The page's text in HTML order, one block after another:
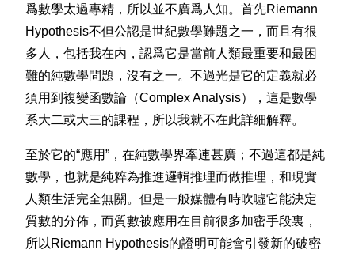
爲數學太過專精，所以並不廣爲人知。首先Riemann
Hypothesis不但公認是世紀數學難題之一，而且有很
多人，包括我在内，認爲它是當前人類最重要和最困
難的純數學問題，沒有之一。不過光是它的定義就必
須用到複變函數論（Complex Analysis），這是數學
系大二或大三的課程，所以我就不在此詳細解釋。
至於它的“應用”，在純數學界牽連甚廣；不過這都是純
數學，也就是純粹為推進邏輯推理而做推理，和現實
人類生活完全無關。但是一般媒體有時吹噓它能決定
質數的分佈，而質數被應用在目前很多加密手段裏，
所以Riemann Hypothesis的證明可能會引發新的破密